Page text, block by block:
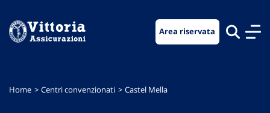
menu
contenuto
footer
Area riservata
Home Centri convenzionati Castel Mella